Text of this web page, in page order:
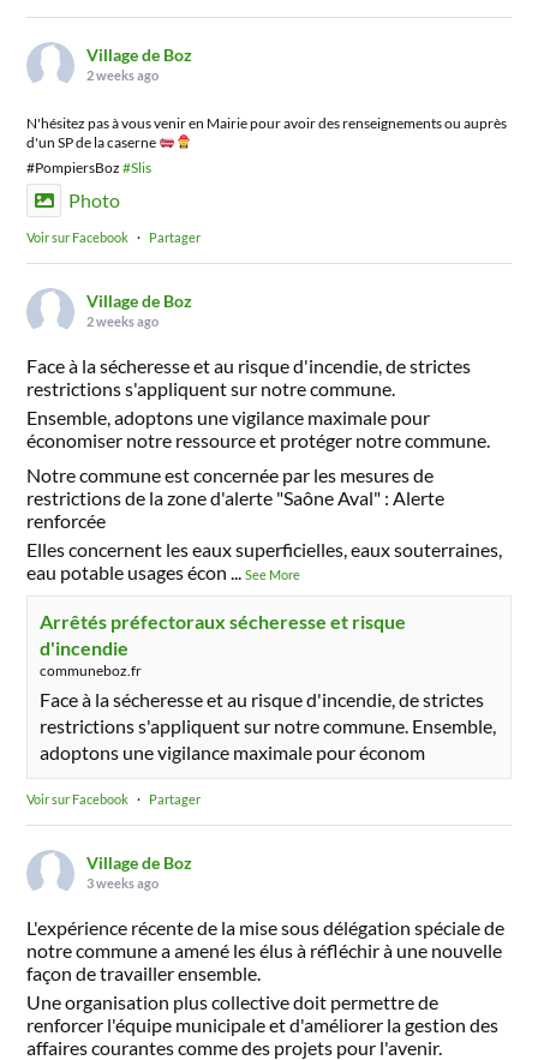
Village de Boz
2 weeks ago
N'hésitez pas à vous venir en Mairie pour avoir des renseignements ou auprès
d'un SP de la caserne
#PompiersBoz#Slis
Photo
Voir sur Facebook · Partager
Village de Boz
2 weeks ago
Face à la sécheresse et au risque d'incendie, de strictes
restrictions s'appliquent sur notre commune.
Ensemble, adoptons une vigilance maximale pour
économiser notre ressource et protéger notre commune.
Notre commune est concernée par les mesures de
restrictions de la zone d'alerte "Saône Aval" : Alerte
renforcée
Elles concernent les eaux superficielles, eaux souterraines,
eau potable usages écon ...See More
Arrêtés préfectoraux sécheresse et risque
d'incendie
communeboz.fr
Face à la sécheresse et au risque d'incendie, de strictes
restrictions s'appliquent sur notre commune. Ensemble,
adoptons une vigilance maximale pour économ
Voir sur Facebook · Partager
Village de Boz
3 weeks ago
L'expérience récente de la mise sous délégation spéciale de
notre commune a amené les élus à réfléchir à une nouvelle
façon de travailler ensemble.
Une organisation plus collective doit permettre de
renforcer l'équipe municipale et d'améliorer la gestion des
affaires courantes comme des projets pour l'avenir.